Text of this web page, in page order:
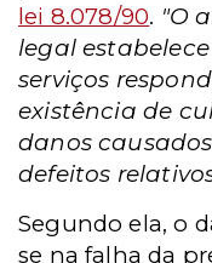
lei 8.078/90. "O
legal
serviços
existência de
danos
defeitos
Segundo ela, o
se na falha da